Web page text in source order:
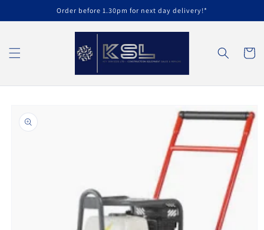
direttamente
ai contenuti
Order before 1.30pm for next day delivery!*
Carrello
informazioni
sul prodotto